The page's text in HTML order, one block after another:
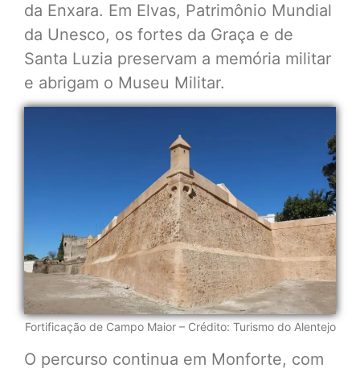
da Enxara. Em Elvas, Patrimônio Mundial
da Unesco, os fortes da Graça e de
Santa Luzia preservam a memória militar
e abrigam o Museu Militar.
Fortificação de Campo Maior – Crédito: Turismo do Alentejo
O percurso continua em Monforte, com